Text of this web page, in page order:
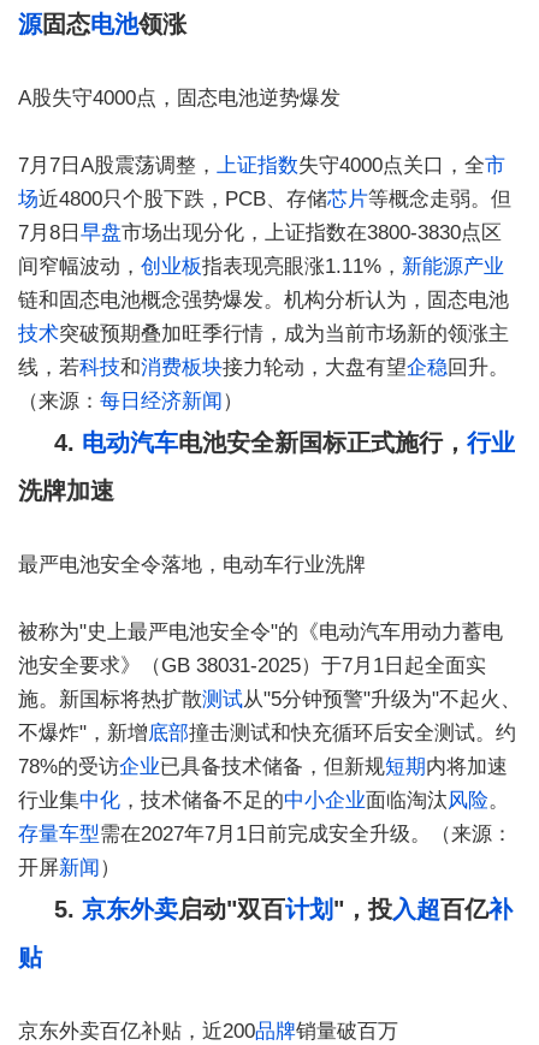
源固态电池领涨
A股失守4000点，固态电池逆势爆发
7月7日A股震荡调整， 上证指数失守4000点关口，全市
场近4800只个股下跌，PCB、存储芯片等概念走弱。但
7月8日 早盘市场出现分化，上证指数在3800-3830点区
间窄幅波动， 创业板指表现亮眼涨1.11%， 新能源产业
链和固态电池概念强势爆发。机构分析认为，固态电池
技术突破预期叠加旺季行情，成为当前市场新的领涨主
线，若科技和消费板块接力轮动，大盘有望企稳回升。
（来源： 每日经济新闻）
4. 电动汽车电池安全新国标正式施行， 行业
洗牌加速
最严电池安全令落地，电动车行业洗牌
被称为"史上最严电池安全令"的《电动汽车用动力蓄电
池安全要求》（GB 38031-2025）于7月1日起全面实
施。新国标将热扩散测试从"5分钟预警"升级为"不起火、
不爆炸"，新增底部撞击测试和快充循环后安全测试。约
78%的受访企业已具备技术储备，但新规短期内将加速
行业集中化 ，技术储备不足的中小企业面临淘汰风险。
存量车型需在2027年7月1日前完成安全升级。（来源：
开屏新闻）
5. 京东外卖启动"双百计划 "，投入超百亿补
贴
京东外卖百亿补贴，近200品牌销量破百万